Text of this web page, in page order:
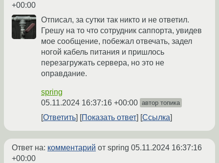
+00:00
Отписал, за сутки так никто и не ответил.
Грешу на то что сотрудник саппорта, увидев
мое сообщение, побежал отвечать, задел
ногой кабель питания и пришлось
перезагружать сервера, но это не
оправдание.
spring
05.11.2024 16:37:16 +00:00 автор топика
Ответить Показать ответ Ссылка
Ответ на: комментарий от spring 05.11.2024 16:37:16
+00:00